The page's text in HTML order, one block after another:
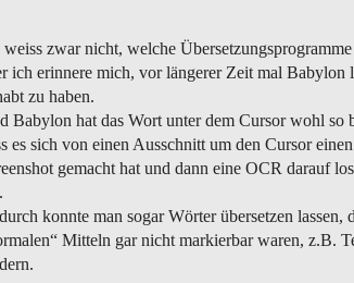
weiss zwar nicht, welche
ich erinnere mich, vor längerer Zeit mal Babylon
zu haben.
Babylon hat das Wort unter dem Cursor wohl so
es sich von einen Ausschnitt um den Cursor einen
gemacht hat und dann eine OCR darauf
konnte man sogar Wörter übersetzen lassen,
Mitteln gar nicht markierbar waren, z.B.